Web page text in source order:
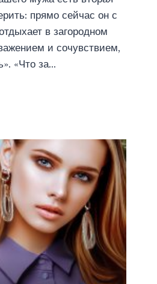
прямо сейчас он с
в загородном
и сочувствием,
«Что за…